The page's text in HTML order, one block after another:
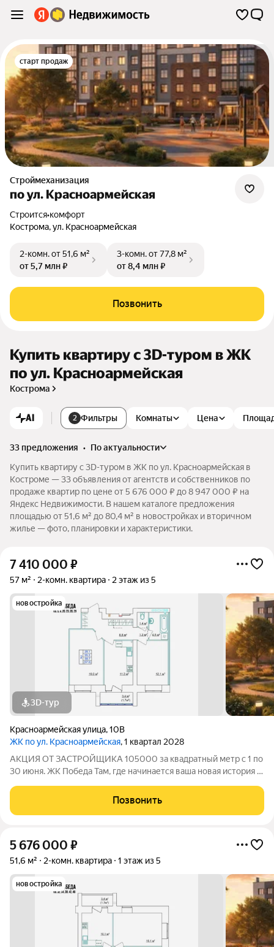
старт продаж
Строймеханизация
по ул. Красноармейская
Строится•комфорт
Кострома,ул. Красноармейская
2-комн.от 51,6 м²
от 5,7 млн ₽
3-комн.от 77,8 м²
от 8,4 млн ₽
Позвонить
Купить квартиру c 3D-туром в ЖК
по ул. Красноармейская
Кострома
AI 2 Фильтры Комнаты Цена
33 предложения •
по актуальности
Купить квартиру c 3D-туром в ЖК по ул. Красноармейская в
Костроме — 33 объявления от агентств и собственников по
продаже квартир по цене от 5 676 000 ₽ до 8 947 000 ₽ на
Яндекс Недвижимости. В нашем каталоге предложения
площадью от 51,6 м² до 80,4 м² в новостройках и вторичном
жилье — фото, планировки и характеристики.
7 410 000 ₽
57 м² 2-комн. квартира 2 этаж из 5
новостройка
3D-тур
Красноармейская улица,10В
ЖК по ул. Красноармейская, 1 квартал 2028
АКЦИЯ ОТ ЗАСТРОЙЩИКА 105000 за квадратный метр с 1 по
30 июня. ЖК Победа Там, где начинается ваша новая история 1.
современный 5-этажный кирпичный дом на 49 квартир,
созданный в формате уютного
Позвонить
5 676 000 ₽
51,6 м² 2-комн. квартира 1 этаж из 5
новостройка